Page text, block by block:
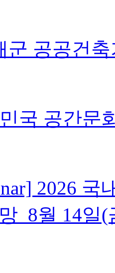
군 공공건
국 공간문
2026 국
_8월 14일(